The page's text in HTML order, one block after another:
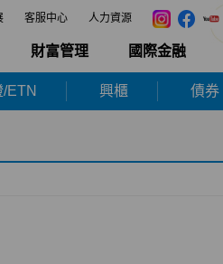
客服中心 人力資源
財富管理 國際金融
ETN 興櫃 債券